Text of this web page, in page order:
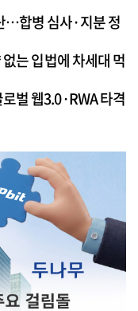
…합병 심사·지분 정
는 입법에 차세대 먹
벌 웹3.0·RWA 타격